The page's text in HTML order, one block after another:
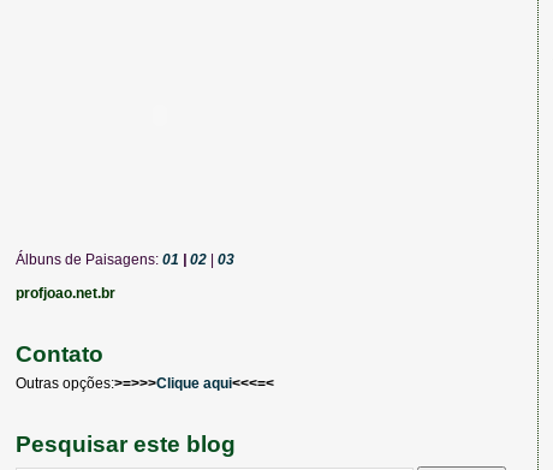
Álbuns de Paisagens: 01 02
03
profjoao.net.br
Contato
Outras opções:>=>>>Clique aqui<<<=<
Pesquisar este blog